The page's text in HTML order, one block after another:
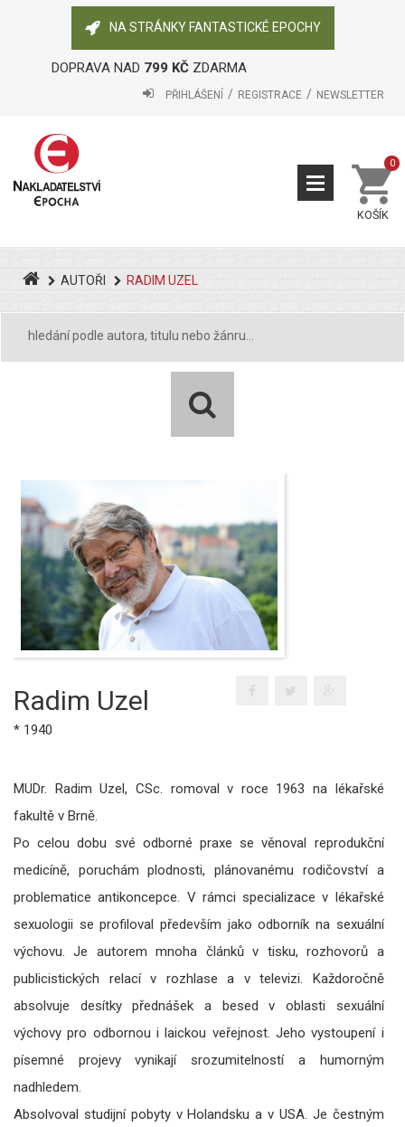
NA STRÁNKY FANTASTICKÉ EPOCHY
DOPRAVA NAD 799 KČZDARMA
PŘIHLÁŠENÍ REGISTRACE NEWSLETTER
KOŠÍK
0
AUTOŘI RADIM UZEL
Radim Uzel
* 1940
MUDr. Radim Uzel, CSc. romoval v roce 1963 na lékařské
fakultě v Brně.
Po celou dobu své odborné praxe se věnoval reprodukční
medicíně, poruchám plodnosti, plánovanému rodičovství a
problematice antikoncepce. V rámci specializace v lékařské
sexuologii se profiloval především jako odborník na sexuální
výchovu. Je autorem mnoha článků v tisku, rozhovorů a
publicistických relací v rozhlase a v televizi. Každoročně
absolvuje desítky přednášek a besed v oblasti sexuální
výchovy pro odbornou i laickou veřejnost. Jeho vystoupení i
písemné projevy vynikají srozumitelností a humorným
nadhledem.
Absolvoval studijní pobyty v Holandsku a v USA. Je čestným